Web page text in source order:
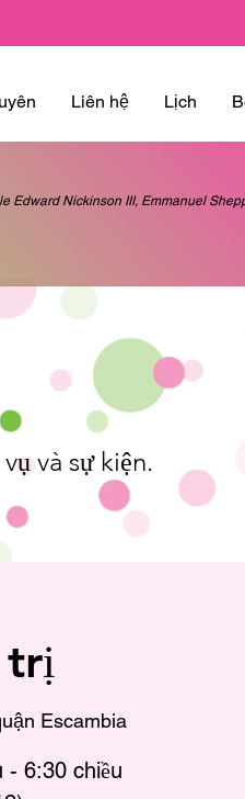
Liên hệ Lịch
Edward Nickinson III, Emmanuel
và sự kiện.
trị
Escambia
- 6:30 chiều